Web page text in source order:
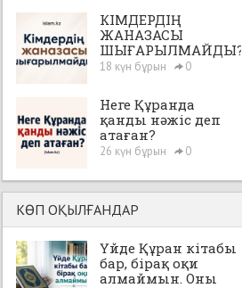
КІМДЕРДІҢ
ЖАНАЗАСЫ
ШЫҒАРЫЛМАЙДЫ?
18 күн бұрын 0
Неге Құранда
қанды нәжіс деп
атаған?
26 күн бұрын 0
КӨП ОҚЫЛҒАНДАР
Үйде Құран кітабы
бар, бірақ оқи
алмаймын. Оны